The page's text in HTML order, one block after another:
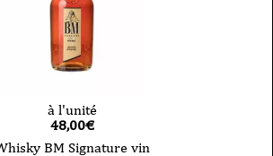
à l'unité
48,00€
BM Signature vin